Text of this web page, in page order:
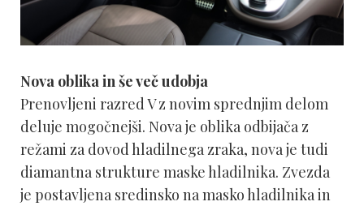
Nova oblika in še več udobja
Prenovljeni razred V z novim sprednjim delom
deluje mogočnejši. Nova je oblika odbijača z
režami za dovod hladilnega zraka, nova je tudi
diamantna strukture maske hladilnika. Zvezda
je postavljena sredinsko na masko hladilnika in